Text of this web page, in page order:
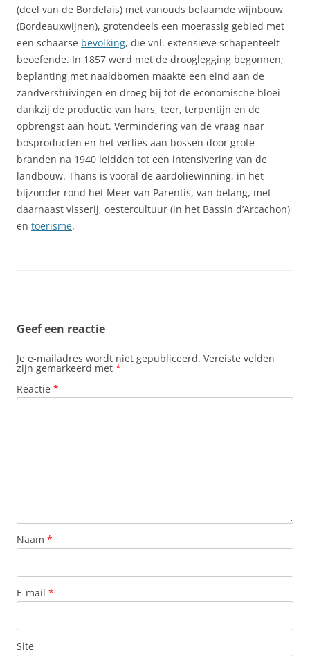
(deel van de Bordelais) met vanouds befaamde wijnbouw
(Bordeauxwijnen), grotendeels een moerassig gebied met
een schaarse bevolking, die vnl. extensieve schapenteelt
beoefende. In 1857 werd met de drooglegging begonnen;
beplanting met naaldbomen maakte een eind aan de
zandverstuivingen en droeg bij tot de economische bloei
dankzij de productie van hars, teer, terpentijn en de
opbrengst aan hout. Vermindering van de vraag naar
bosproducten en het verlies aan bossen door grote
branden na 1940 leidden tot een intensivering van de
landbouw. Thans is vooral de aardoliewinning, in het
bijzonder rond het Meer van Parentis, van belang, met
daarnaast visserij, oestercultuur (in het Bassin d’Arcachon)
en toerisme.
Geef een reactie
Je e-mailadres wordt niet gepubliceerd. Vereiste velden
zijn gemarkeerd met *
Reactie *
Naam *
E-mail *
Site